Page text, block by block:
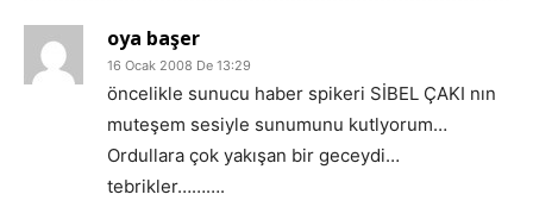
oya başer
16 Ocak 2008 De 13:29
öncelikle sunucu haber spikeri SİBEL ÇAKI nın
muteşem sesiyle sunumunu kutlyorum…
Ordullara çok yakışan bir geceydi…
tebrikler……….